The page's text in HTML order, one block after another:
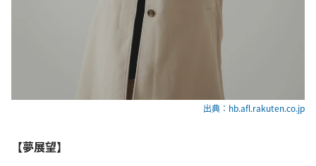
出典：hb.afl.rakuten.co.jp
【夢展望】